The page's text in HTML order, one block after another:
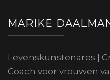
MARIKE
Levenskunstenares |
Coach voor vrouwen